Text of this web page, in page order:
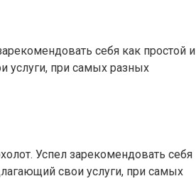
себя как простой и
при самых разных
Успел зарекомендовать себя
свои услуги, при самых